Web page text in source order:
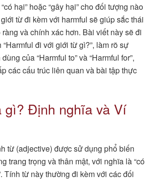
hại” hoặc “gây hại” cho đối tượng nào
từ đi kèm với harmful sẽ giúp sắc thái
và chính xác hơn. Bài viết này sẽ đi
đi với giới từ gì?”, làm rõ sự
của “Harmful to” và “Harmful for”,
các cấu trúc liên quan và bài tập thực
gì? Định nghĩa và Ví
từ (adjective) được sử dụng phổ biến
trang trọng và thân mật, với nghĩa là “có
Tính từ này thường đi kèm với các đối